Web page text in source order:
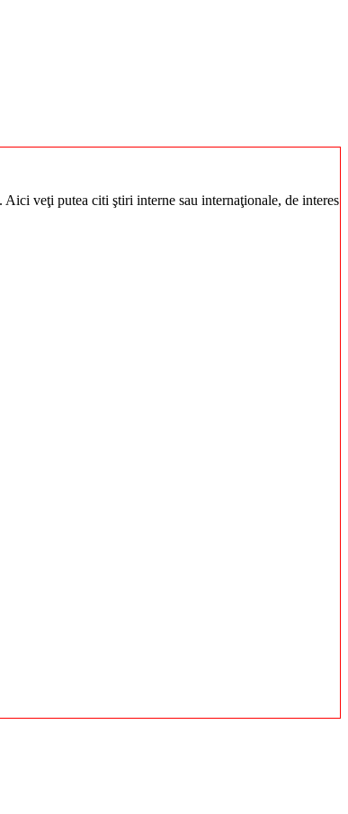
veţi putea citi ştiri interne sau internaţionale, de interes